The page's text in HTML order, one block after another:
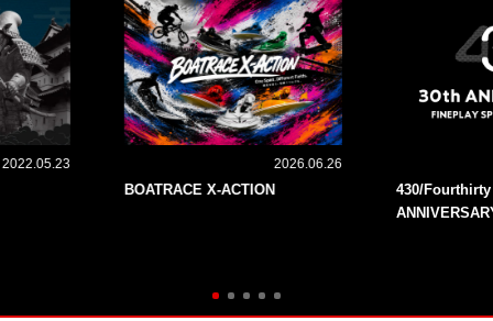
2022.05.23 2026.06.26
BOATRACE X-ACTION
430/